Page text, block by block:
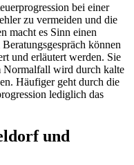
bei einer
zu vermeiden und die
macht es Sinn einen
können
und erläutert werden. Sie
Normalfall wird durch kalte
Häufiger geht durch die
lediglich das
und